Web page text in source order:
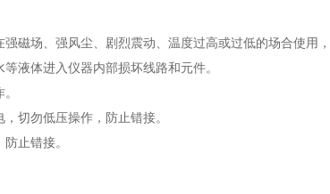
场、强风尘、剧烈震动、温度过高或过低的场合使用，
体进入仪器内部损坏线路和元件。
切勿低压操作，防止错接。
止错接。